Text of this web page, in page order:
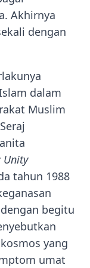
Akhirnya
dengan
dalam
Muslim
tahun 1988
begitu
yang
umat